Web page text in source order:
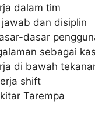
dalam tim
dan disiplin
dasar
sebagai
di bawah
shift
Tarempa